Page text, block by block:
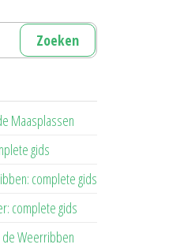
Maasplassen
gids
complete gids
complete gids
Weerribben